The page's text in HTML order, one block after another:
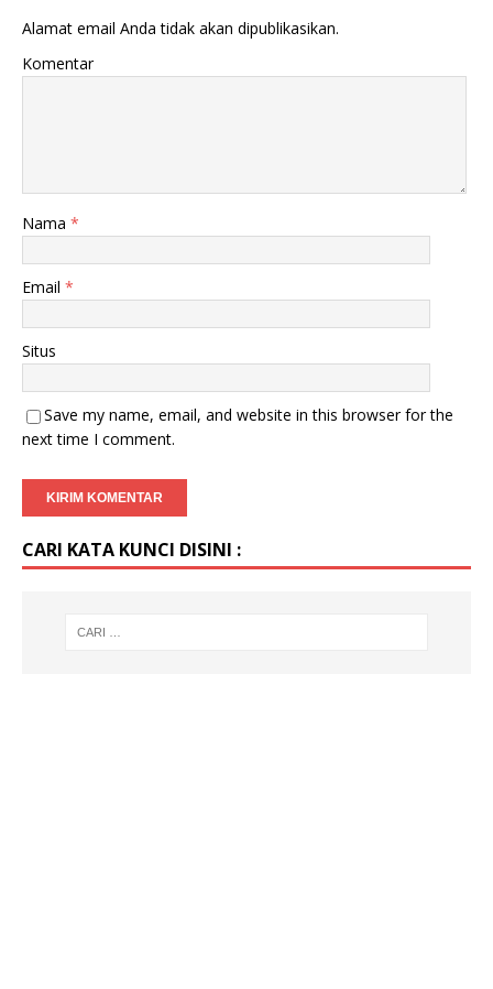
Alamat email Anda tidak akan dipublikasikan.
Komentar
Nama *
Email *
Situs
Save my name, email, and website in this browser for the
next time I comment.
CARI KATA KUNCI DISINI :